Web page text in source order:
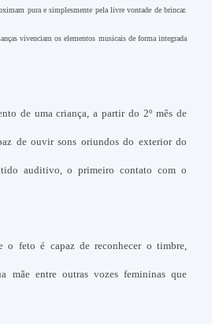
pura e simplesmente pela livre vontade de brincar.
vivenciam os elementos musicais de forma integrada
de uma criança, a partir do 2º mês de
de ouvir sons oriundos do exterior do
auditivo, o primeiro contato com o
o feto é capaz de reconhecer o timbre,
mãe entre outras vozes femininas que